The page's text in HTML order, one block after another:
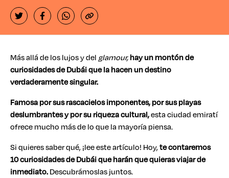
Más allá de los lujos y delglamour,hay un montón de
curiosidades de Dubái que la hacen un destino
verdaderamente singular.
Famosa por sus rascacielos imponentes, por sus playas
deslumbrantes y por su riqueza cultural,esta ciudad emiratí
ofrece mucho más de lo que la mayoría piensa.
Si quieres saber qué, ¡lee este artículo! Hoy,te contaremos
10 curiosidades de Dubái que harán que quieras viajar de
inmediato.Descubrámoslas juntos.